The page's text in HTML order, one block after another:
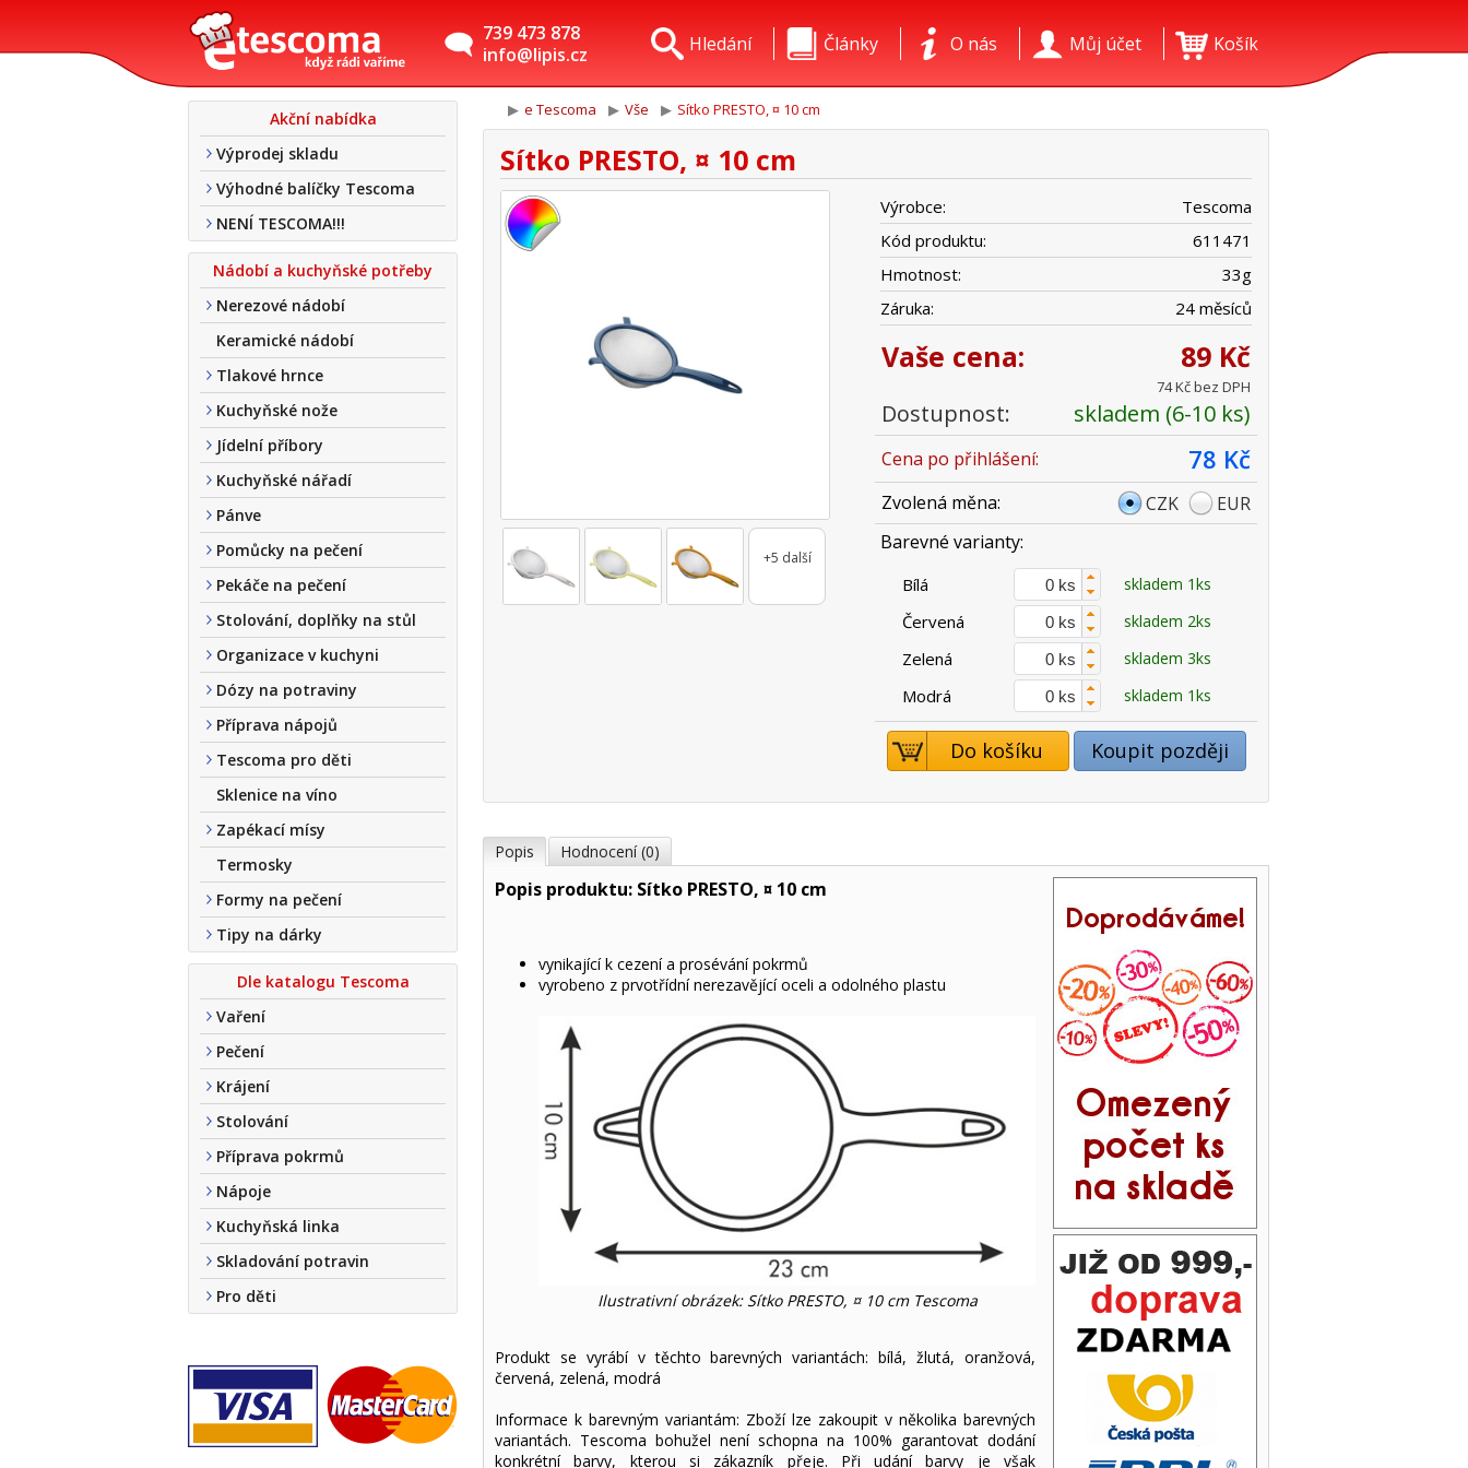
739 473 878
info@lipis.cz
Košík
Můj účet
O nás
Články
Hledání
Akční nabídka
Výprodej skladu
Výhodné balíčky Tescoma
NENÍ TESCOMA!!!
Nádobí a kuchyňské potřeby
Nerezové nádobí
Keramické nádobí
Tlakové hrnce
Kuchyňské nože
Jídelní příbory
Kuchyňské nářadí
Pánve
Pomůcky na pečení
Pekáče na pečení
Stolování, doplňky na stůl
Organizace v kuchyni
Dózy na potraviny
Příprava nápojů
Tescoma pro děti
Sklenice na víno
Zapékací mísy
Termosky
Formy na pečení
Tipy na dárky
Dle katalogu Tescoma
Vaření
Pečení
Krájení
Stolování
Příprava pokrmů
Nápoje
Kuchyňská linka
Skladování potravin
Pro děti
e Tescoma Vše Sítko PRESTO, ¤ 10 cm
Sítko PRESTO, ¤ 10 cm
+5 další
Výrobce:
Tescoma
Kód produktu:
611471
Hmotnost:
33g
Záruka:
24 měsíců
Vaše cena: 89 Kč
74 Kč bez DPH
Dostupnost: skladem (6-10 ks)
Cena po přihlášení: 78 Kč
Zvolená měna: CZK
EUR
Barevné varianty:
Bílá skladem 1ks
Červená skladem 2ks
Zelená skladem 3ks
Modrá skladem 1ks
Do košíku Koupit později
Popis Hodnocení (0)
Popis produktu: Sítko PRESTO, ¤ 10 cm
vynikající k cezení a prosévání pokrmů
vyrobeno z prvotřídní nerezavějící oceli a odolného plastu
Ilustrativní obrázek: Sítko PRESTO, ¤ 10 cm Tescoma
Produkt se vyrábí v těchto barevných variantách: bílá, žlutá, oranžová,
červená, zelená, modrá
Informace k barevným variantám: Zboží lze zakoupit v několika barevných
variantách. Tescoma bohužel není schopna na 100% garantovat dodání
konkrétní barvy, kterou si zákazník přeje. Při udání barvy je však